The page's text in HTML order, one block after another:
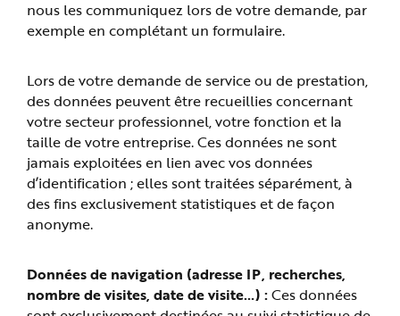
nous les communiquez lors de votre demande, par
exemple en complétant un formulaire.
Lors de votre demande de service ou de prestation,
des données peuvent être recueillies concernant
votre secteur professionnel, votre fonction et la
taille de votre entreprise. Ces données ne sont
jamais exploitées en lien avec vos données
d’identification ; elles sont traitées séparément, à
des fins exclusivement statistiques et de façon
anonyme.
Données de navigation (adresse IP, recherches,
nombre de visites, date de visite…) :Ces données